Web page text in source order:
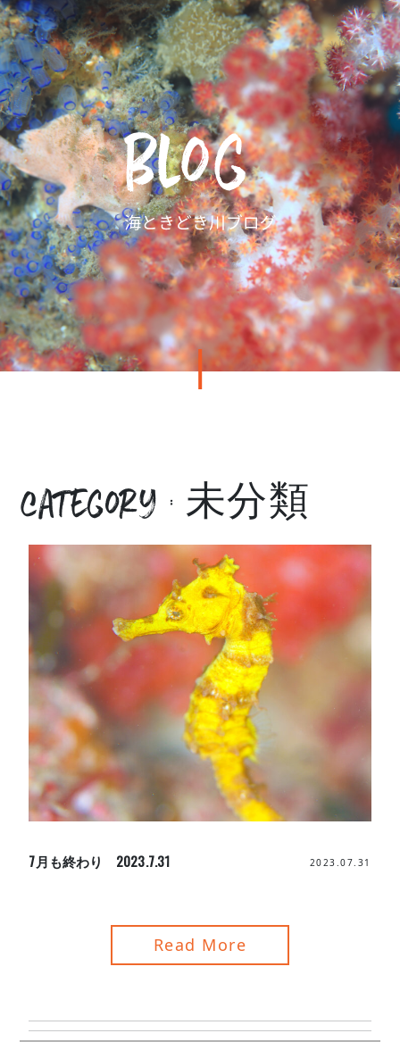
category : 未分類
7月も終わり 2023.7.31 2023.07.31
Read More